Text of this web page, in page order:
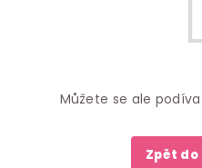
Můžete se ale
Zpět